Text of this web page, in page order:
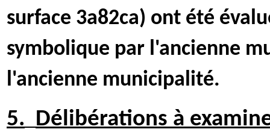
surface 3a82ca) ont été
symbolique par l'ancienne
l'ancienne municipalité.
5. Délibérations à